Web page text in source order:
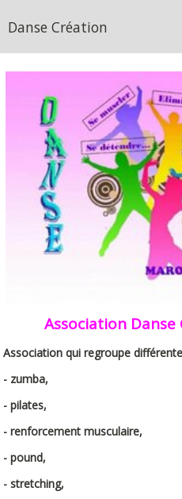
Danse Création
Association
Association qui regroupe
- zumba,
- pilates,
- renforcement musculaire,
- pound,
- stretching,